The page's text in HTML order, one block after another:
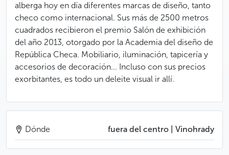
alberga hoy en día diferentes marcas de diseño, tanto
checo como internacional. Sus más de 2500 metros
cuadrados recibieron el premio Salón de exhibición
del año 2013, otorgado por la Academia del diseño de
República Checa. Mobiliario, iluminación, tapicería y
accesorios de decoración... Incluso con sus precios
exorbitantes, es todo un deleite visual ir allí.
Dónde fuera del centro | Vinohrady